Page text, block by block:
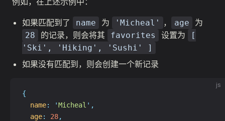
如果匹配到了 name 为 'Micheal' ， age 为
28 的记录，则会将其 favorites 设置为
[
'Ski', 'Hiking', 'Sushi' ]
如果没有匹配到，则会创建一个新记录
js
{
name: 'Micheal ' ,
age: 28,